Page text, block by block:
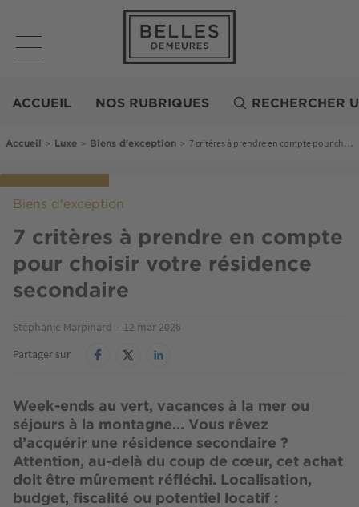
contenu
principal
Demeures
ACCUEIL NOS RUBRIQUES RECHERCHER
Fil d'Ariane
Accueil > Luxe > Biens d'exception > 7 critères à prendre en compte pour choisir votre résidence secondaire
Biens d'exception
7 critères à prendre en compte
pour choisir votre résidence
secondaire
Stéphanie Marpinard
12 mar 2026
Partager sur
Week-ends au vert, vacances à la mer ou
séjours à la montagne… Vous rêvez
d’acquérir une résidence secondaire ?
Attention, au-delà du coup de cœur, cet achat
doit être mûrement réfléchi. Localisation,
budget, fiscalité ou potentiel locatif :